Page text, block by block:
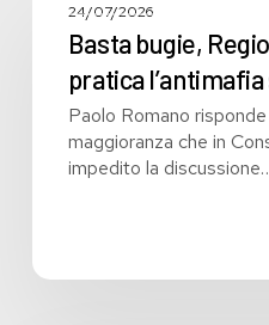
Regione
Lombardia
pratica
l’antimafia
24/07/2026
Basta bugie,
pratica
Paolo Romano
maggioranza che in
impedito la